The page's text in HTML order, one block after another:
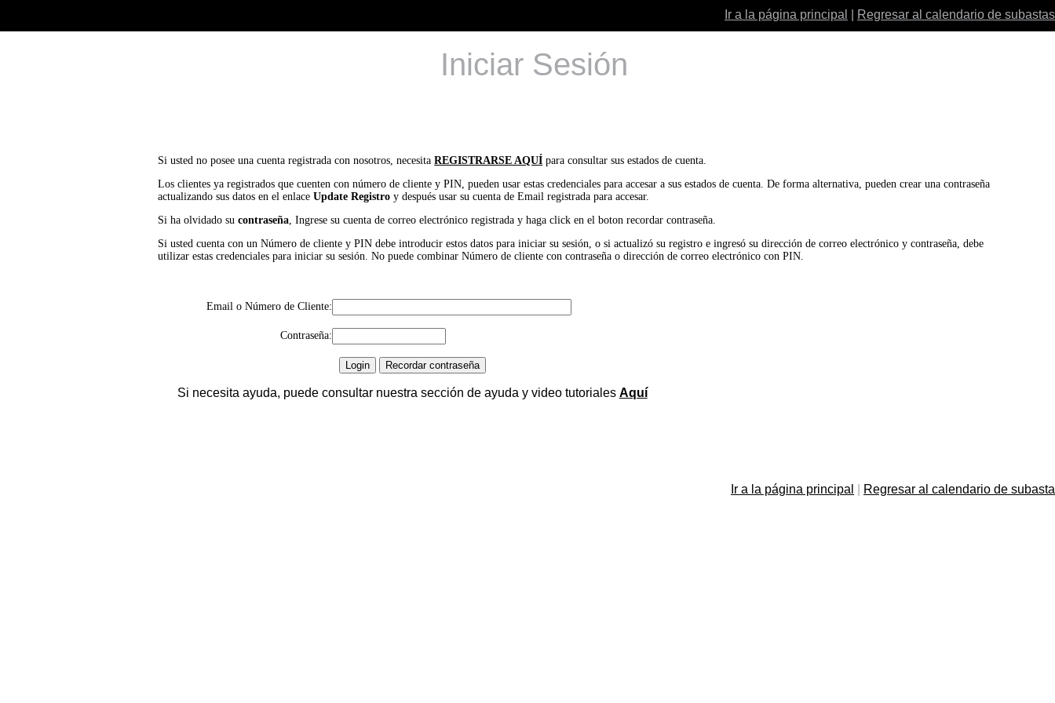
Ir a la página principal Regresar al calendario de subastas
Iniciar Sesión
Si usted no posee una cuenta registrada con nosotros, necesitaREGISTRARSE AQUÍ para consultar sus estados de cuenta.
Los clientes ya registrados que cuenten con número de cliente y PIN, pueden usar estas credenciales para accesar a sus estados de cuenta. De forma alternativa, pueden crear una contraseña
actualizando sus datos en el enlaceUpdate Registro y después usar su cuenta de Email registrada para accesar.
Si ha olvidado sucontraseña, Ingrese su cuenta de correo electrónico registrada y haga click en el boton recordar contraseña.
Si usted cuenta con un Número de cliente y PIN debe introducir estos datos para iniciar su sesión, o si actualizó su registro e ingresó su dirección de correo electrónico y contraseña, debe
utilizar estas credenciales para iniciar su sesión. No puede combinar Número de cliente con contraseña o dirección de correo electrónico con PIN.
Email o Número de Cliente:
Contraseña:
Si necesita ayuda, puede consultar nuestra sección de ayuda y video tutoriales Aquí
Ir a la página principal Regresar al calendario de